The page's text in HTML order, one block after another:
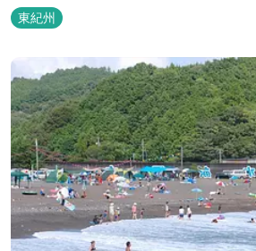
も来ないため子供でも安心して楽しめます
分に楽しむことができるビーチです。 海水浴場について 【トイ
ー約 １...
東紀州